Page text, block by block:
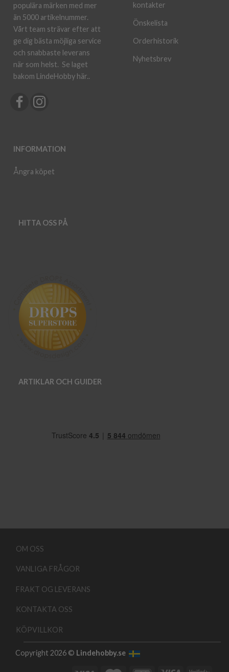
populära märken med mer
än 5000 artikelnummer.
Vårt team strävar efter att
ge dig bästa möjliga service
och snabbaste leverans
när som helst. Se laget
bakom LindeHobby här..
INFORMATION
Ångra köpet
kontakter
Önskelista
Orderhistorik
Nyhetsbrev
HITTA OSS PÅ
ARTIKLAR OCH GUIDER
OM OSS
VANLIGA FRÅGOR
FRAKT OG LEVERANS
KONTAKTA OSS
KÖPVILLKOR
Copyright 2026 © Lindehobby.se